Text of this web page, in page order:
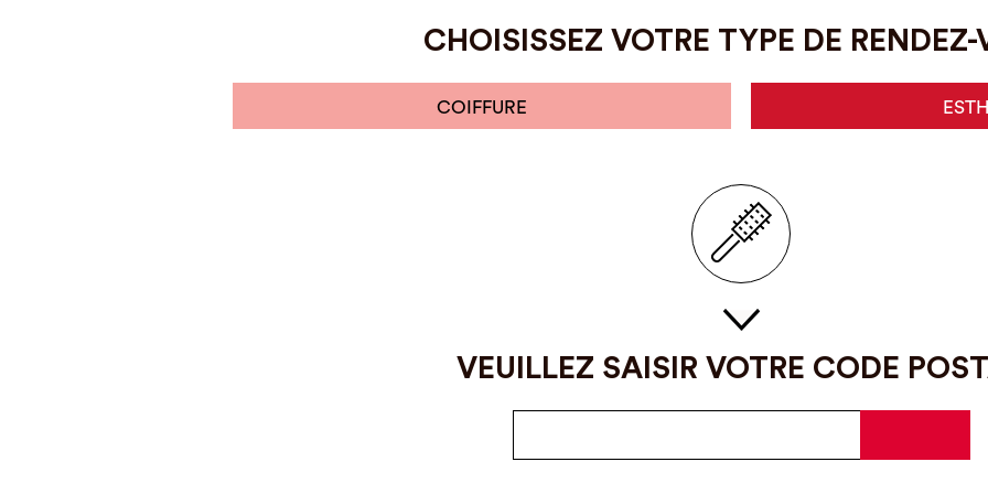
CHOISISSEZ VOTRE TYPE DE RENDEZ-
COIFFURE
VEUILLEZ SAISIR VOTRE CODE